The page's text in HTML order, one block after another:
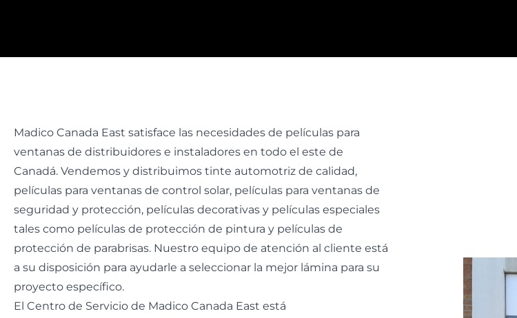
Madico Canada East satisface las necesidades de películas para
ventanas de distribuidores e instaladores en todo el este de
Canadá. Vendemos y distribuimos tinte automotriz de calidad,
películas para ventanas de control solar, películas para ventanas de
seguridad y protección, películas decorativas y películas especiales
tales como películas de protección de pintura y películas de
protección de parabrisas. Nuestro equipo de atención al cliente está
a su disposición para ayudarle a seleccionar la mejor lámina para su
proyecto específico.
El Centro de Servicio de Madico Canada East está